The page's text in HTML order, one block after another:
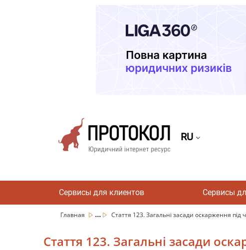
RU
Сервисы для клиентов Сервисы
Главная ... Стаття 123. Загальні засади оскарження під
Стаття 123. Загальні засади